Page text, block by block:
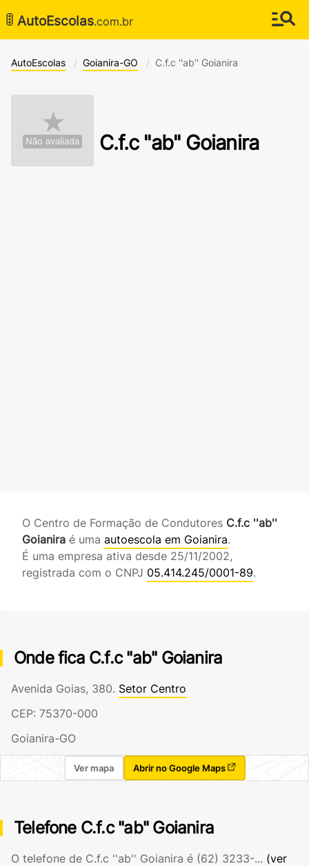
🚦 AutoEscolas.com.br
AutoEscolas Goianira-GO C.f.c ''ab'' Goianira
★
Não avaliada C.f.c ''ab'' Goianira
O Centro de Formação de Condutores C.f.c ''ab''
Goianira é uma autoescola em Goianira.
É uma empresa ativa desde 25/11/2002,
registrada com o CNPJ 05.414.245/0001-89.
Onde fica C.f.c ''ab'' Goianira
Avenida Goias, 380. Setor Centro
CEP: 75370-000
Goianira-GO
Ver mapa Abrir no Google Maps
Telefone C.f.c ''ab'' Goianira
O telefone de C.f.c ''ab'' Goianira é (62) 3233-... (ver